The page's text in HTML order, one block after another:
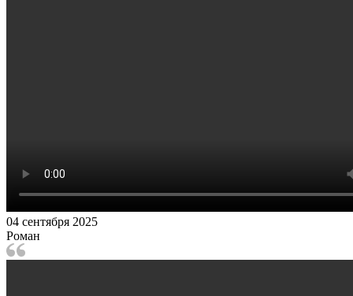
04 сентября 2025
Роман